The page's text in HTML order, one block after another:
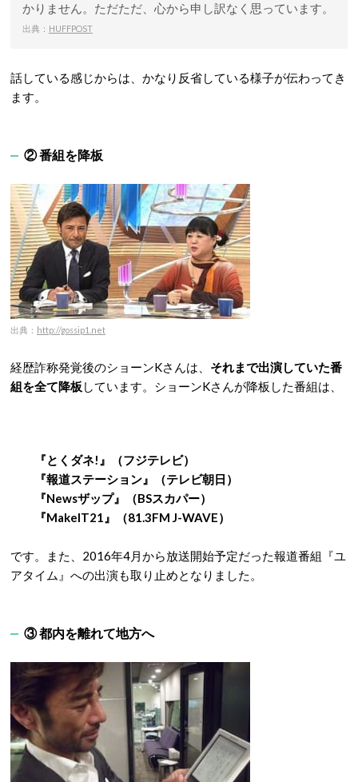
かりません。ただただ、心から申し訳なく思っています。
出典： HUFFPOST
話している感じからは、かなり反省している様子が伝わってき
ます。
② 番組を降板
出典： http://gossip1.net
経歴詐称発覚後のショーンKさんは、 それまで出演していた番
組を全て降板 しています。ショーンKさんが降板した番組は、
『とくダネ!』（フジテレビ）
『報道ステーション』（テレビ朝日）
『Newsザップ』（BSスカパー）
『MakeIT21』（81.3FM J-WAVE）
です。また、2016年4月から放送開始予定だった報道番組『ユ
アタイム』への出演も取り止めとなりました。
③ 都内を離れて地方へ